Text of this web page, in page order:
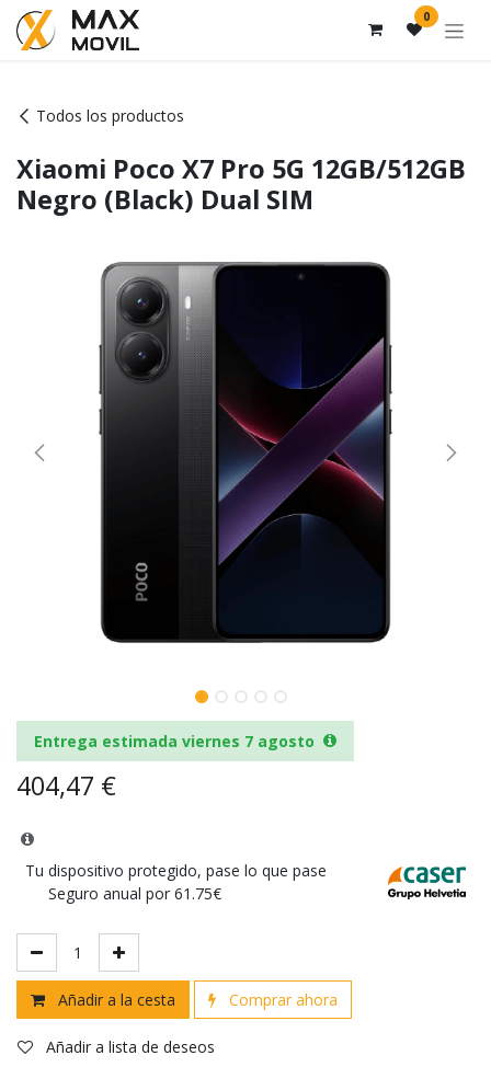
Ir al contenido 0
Todos los productos
Xiaomi Poco X7 Pro 5G 12GB/512GB
Negro (Black) Dual SIM
Entrega estimada viernes 7 agosto
404,47 €
Tu dispositivo protegido, pase lo que pase
Seguro anual por 61.75€
Añadir a la cesta Comprar ahora
Añadir a lista de deseos